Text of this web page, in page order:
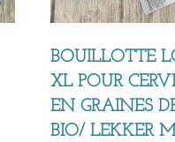
BOUILLOTTE
XL POUR
EN GRAINES
BIO/ LEKKER